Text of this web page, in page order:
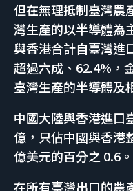
但在無理抵制臺灣農
灣生產的以半導體為
與香港合計自臺灣進
超過六成、62.4%，
臺灣生產的半導體及
中國大陸與香港進口
億，只佔中國與香港
億美元的百分之 0.6。
在所有臺灣出口的農